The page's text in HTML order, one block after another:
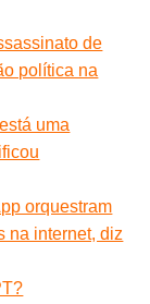
de
política na
uma
orquestram
na internet, diz